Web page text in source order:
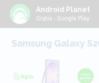
Android Planet
Gratis - Google Play
Samsung Galaxy